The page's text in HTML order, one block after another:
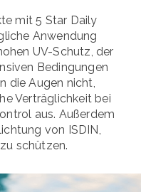
mit 5 Star Daily
Anwendung
UV-Schutz, der
Bedingungen
die Augen nicht,
Verträglichkeit bei
aus. Außerdem
von ISDIN,
schützen.